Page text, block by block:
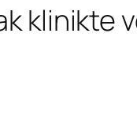
klinikte